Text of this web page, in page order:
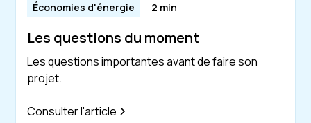
Économies d'énergie 2 min
Les questions du moment
Les questions importantes avant de faire son
projet.
Consulter l'article